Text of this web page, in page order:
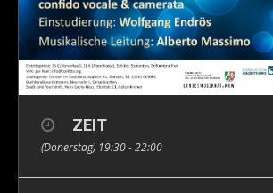
ZEIT
(Donerstag) 19:30 - 22:00